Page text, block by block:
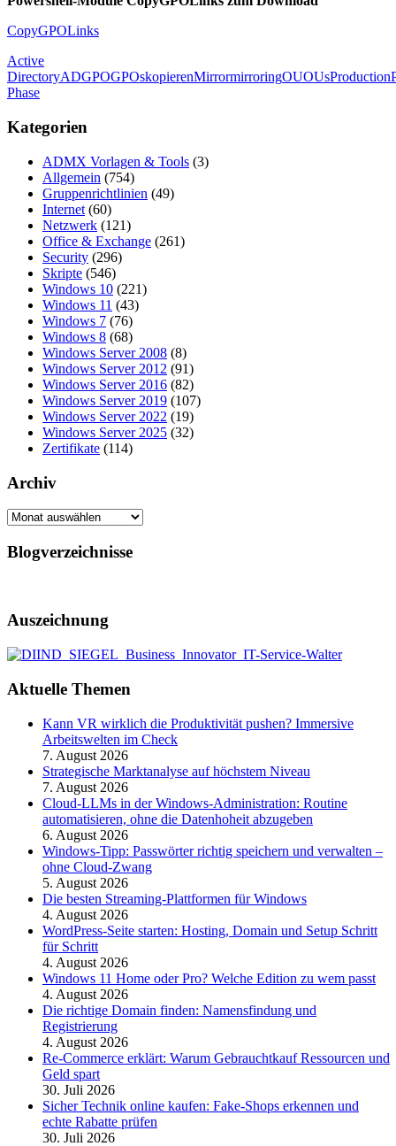
CopyGPOLinks
Active
DirectoryADGPOGPOskopierenMirrormirroringOUOUsProduction
Phase
Kategorien
ADMX Vorlagen & Tools (3)
Allgemein (754)
Gruppenrichtlinien (49)
Internet (60)
Netzwerk (121)
Office & Exchange (261)
Security (296)
Skripte (546)
Windows 10 (221)
Windows 11 (43)
Windows 7 (76)
Windows 8 (68)
Windows Server 2008 (8)
Windows Server 2012 (91)
Windows Server 2016 (82)
Windows Server 2019 (107)
Windows Server 2022 (19)
Windows Server 2025 (32)
Zertifikate (114)
Archiv
Archiv
Blogverzeichnisse
Auszeichnung
Aktuelle Themen
Kann VR wirklich die Produktivität pushen? Immersive
Arbeitswelten im Check
7. August 2026
Strategische Marktanalyse auf höchstem Niveau
7. August 2026
Cloud-LLMs in der Windows-Administration: Routine
automatisieren, ohne die Datenhoheit abzugeben
6. August 2026
Windows-Tipp: Passwörter richtig speichern und verwalten –
ohne Cloud-Zwang
5. August 2026
Die besten Streaming-Plattformen für Windows
4. August 2026
WordPress-Seite starten: Hosting, Domain und Setup Schritt
für Schritt
4. August 2026
Windows 11 Home oder Pro? Welche Edition zu wem passt
4. August 2026
Die richtige Domain finden: Namensfindung und
Registrierung
4. August 2026
Re-Commerce erklärt: Warum Gebrauchtkauf Ressourcen und
Geld spart
30. Juli 2026
Sicher Technik online kaufen: Fake-Shops erkennen und
echte Rabatte prüfen
30. Juli 2026